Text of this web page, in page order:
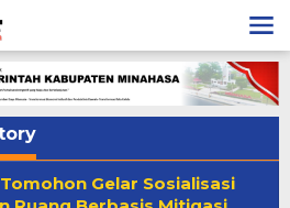
Gelar Sosialisasi